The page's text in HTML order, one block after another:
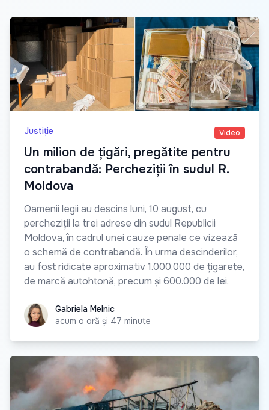
Justiție Video
Un milion de țigări, pregătite pentru
contrabandă: Percheziții în sudul R.
Moldova
Oamenii legii au descins luni, 10 august, cu
percheziții la trei adrese din sudul Republicii
Moldova, în cadrul unei cauze penale ce vizează
o schemă de contrabandă. În urma descinderilor,
au fost ridicate aproximativ 1.000.000 de țigarete,
de marcă autohtonă, precum și 600.000 de lei.
Gabriela Melnic
Gabriela Melnic
acum o oră și 47 minute